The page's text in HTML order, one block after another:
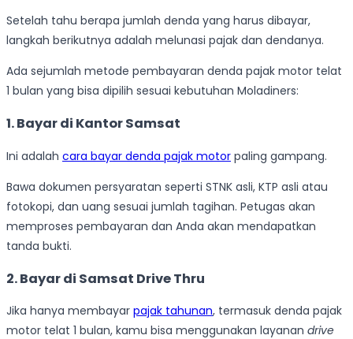
Setelah tahu berapa jumlah denda yang harus dibayar,
langkah berikutnya adalah melunasi pajak dan dendanya.
Ada sejumlah metode pembayaran denda pajak motor telat
1 bulan yang bisa dipilih sesuai kebutuhan Moladiners:
1. Bayar di Kantor Samsat
Ini adalah cara bayar denda pajak motor paling gampang.
Bawa dokumen persyaratan seperti STNK asli, KTP asli atau
fotokopi, dan uang sesuai jumlah tagihan. Petugas akan
memproses pembayaran dan Anda akan mendapatkan
tanda bukti.
2. Bayar di Samsat Drive Thru
Jika hanya membayar pajak tahunan, termasuk denda pajak
motor telat 1 bulan, kamu bisa menggunakan layanan drive